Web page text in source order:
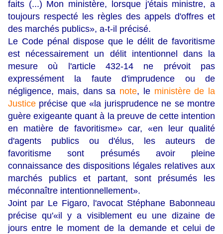
faits (...) Mon ministère, lorsque j'étais ministre, a
toujours respecté les règles des appels d'offres et
des marchés publics», a-t-il précisé.
Le Code pénal dispose que le délit de favoritisme
est nécessairement un délit intentionnel dans la
mesure où l'article 432-14 ne prévoit pas
expressément la faute d'imprudence ou de
négligence, mais, dans sa note, le ministère de la
Justice précise que «la jurisprudence ne se montre
guère exigeante quant à la preuve de cette intention
en matière de favoritisme» car, «en leur qualité
d'agents publics ou d'élus, les auteurs de
favoritisme sont présumés avoir pleine
connaissance des dispositions légales relatives aux
marchés publics et partant, sont présumés les
méconnaître intentionnellement».
Joint par Le Figaro, l'avocat Stéphane Babonneau
précise qu'«il y a visiblement eu une dizaine de
jours entre le moment de la demande et celui de